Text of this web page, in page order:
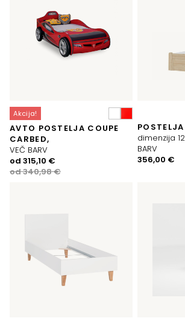
Akcija!
AVTO POSTELJA COUPE
CARBED,
VEČ BARV
od340,98€
Izvirna
cena
od 315,10 €
Trenutna
cena
dimenzija
BARV
356,00 €